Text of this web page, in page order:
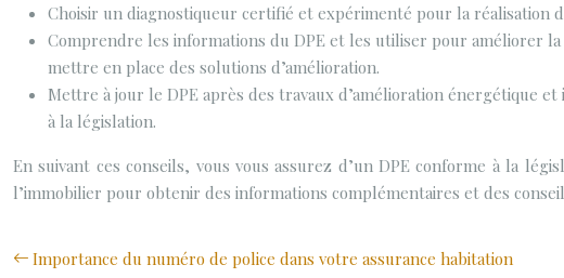
Choisir un diagnostiqueur certifié et expérimenté pour la réalisation
Comprendre les informations du DPE et les utiliser pour améliorer
mettre en place des solutions d’amélioration.
Mettre à jour le DPE après des travaux d’amélioration énergétique
à la législation.
En suivant ces conseils, vous vous assurez d’un DPE conforme à la
l’immobilier pour obtenir des informations complémentaires et des
Importance du numéro de police dans votre assurance habitation